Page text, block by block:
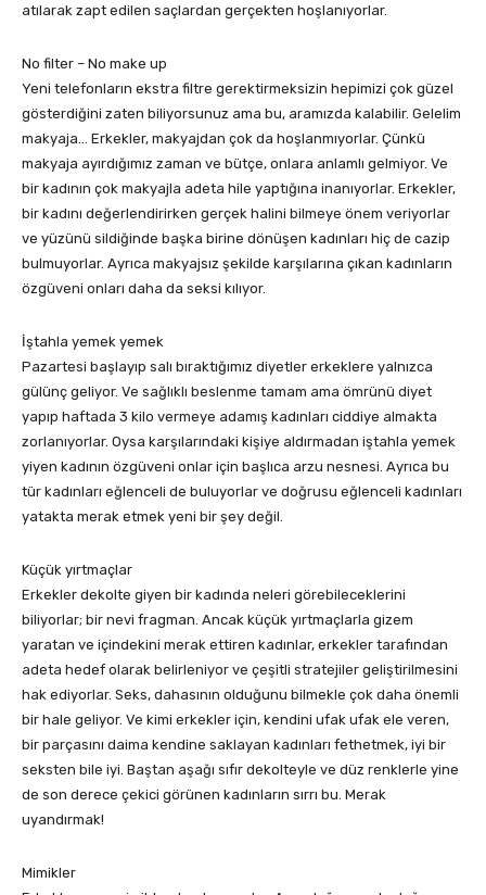
atılarak zapt edilen saçlardan gerçekten hoşlanıyorlar.
No filter – No make up
Yeni telefonların ekstra filtre gerektirmeksizin hepimizi çok güzel
gösterdiğini zaten biliyorsunuz ama bu, aramızda kalabilir. Gelelim
makyaja… Erkekler, makyajdan çok da hoşlanmıyorlar. Çünkü
makyaja ayırdığımız zaman ve bütçe, onlara anlamlı gelmiyor. Ve
bir kadının çok makyajla adeta hile yaptığına inanıyorlar. Erkekler,
bir kadını değerlendirirken gerçek halini bilmeye önem veriyorlar
ve yüzünü sildiğinde başka birine dönüşen kadınları hiç de cazip
bulmuyorlar. Ayrıca makyajsız şekilde karşılarına çıkan kadınların
özgüveni onları daha da seksi kılıyor.
İştahla yemek yemek
Pazartesi başlayıp salı bıraktığımız diyetler erkeklere yalnızca
gülünç geliyor. Ve sağlıklı beslenme tamam ama ömrünü diyet
yapıp haftada 3 kilo vermeye adamış kadınları ciddiye almakta
zorlanıyorlar. Oysa karşılarındaki kişiye aldırmadan iştahla yemek
yiyen kadının özgüveni onlar için başlıca arzu nesnesi. Ayrıca bu
tür kadınları eğlenceli de buluyorlar ve doğrusu eğlenceli kadınları
yatakta merak etmek yeni bir şey değil.
Küçük yırtmaçlar
Erkekler dekolte giyen bir kadında neleri görebileceklerini
biliyorlar; bir nevi fragman. Ancak küçük yırtmaçlarla gizem
yaratan ve içindekini merak ettiren kadınlar, erkekler tarafından
adeta hedef olarak belirleniyor ve çeşitli stratejiler geliştirilmesini
hak ediyorlar. Seks, dahasının olduğunu bilmekle çok daha önemli
bir hale geliyor. Ve kimi erkekler için, kendini ufak ufak ele veren,
bir parçasını daima kendine saklayan kadınları fethetmek, iyi bir
seksten bile iyi. Baştan aşağı sıfır dekolteyle ve düz renklerle yine
de son derece çekici görünen kadınların sırrı bu. Merak
uyandırmak!
Mimikler